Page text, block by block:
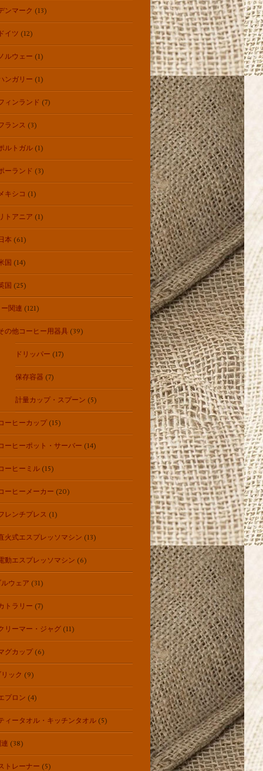
ンマーク (13)
イツ (12)
ルウェー (1)
ンガリー (1)
ィンランド (7)
ランス (3)
ルトガル (1)
ーランド (3)
キシコ (1)
トアニア (1)
本 (61)
国 (14)
国 (25)
関連 (121)
の他コーヒー用器具 (39)
ドリッパー (17)
保存容器 (7)
計量カップ・スプーン (5)
ーヒーカップ (15)
ーヒーポット・サーバー (14)
ーヒーミル (15)
ーヒーメーカー (20)
レンチプレス (1)
火式エスプレッソマシン (13)
動エスプレッソマシン (6)
ウェア (31)
トラリー (7)
リーマー・ジャグ (11)
グカップ (6)
ック (9)
プロン (4)
ィータオル・キッチンタオル (5)
(38)
トレーナー (5)